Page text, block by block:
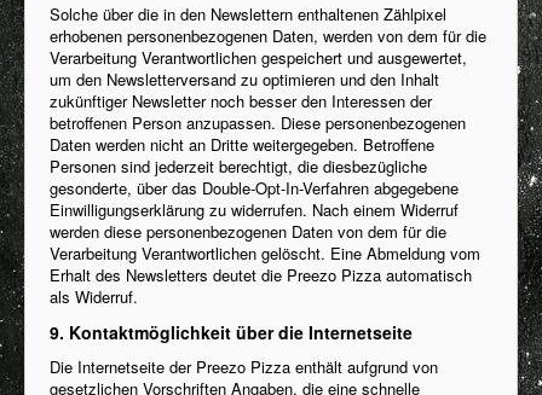
Solche über die in den Newslettern enthaltenen Zählpixel
erhobenen personenbezogenen Daten, werden von dem für die
Verarbeitung Verantwortlichen gespeichert und ausgewertet,
um den Newsletterversand zu optimieren und den Inhalt
zukünftiger Newsletter noch besser den Interessen der
betroffenen Person anzupassen. Diese personenbezogenen
Daten werden nicht an Dritte weitergegeben. Betroffene
Personen sind jederzeit berechtigt, die diesbezügliche
gesonderte, über das Double-Opt-In-Verfahren abgegebene
Einwilligungserklärung zu widerrufen. Nach einem Widerruf
werden diese personenbezogenen Daten von dem für die
Verarbeitung Verantwortlichen gelöscht. Eine Abmeldung vom
Erhalt des Newsletters deutet die Preezo Pizza automatisch
als Widerruf.
9. Kontaktmöglichkeit über die Internetseite
Die Internetseite der Preezo Pizza enthält aufgrund von
gesetzlichen Vorschriften Angaben, die eine schnelle